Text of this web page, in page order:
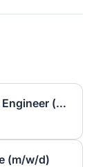
(Senior) DevOps / Infrastructure Engineer (m/f/d) – Linux
(m/w/d)